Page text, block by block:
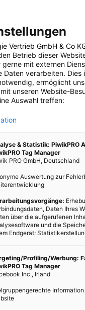
POSTS BY TAG
1 BEITRAG
Vertrieb GmbH & Co
Betrieb dieser
gerne mit externen
Daten verarbeiten.
ermöglicht
unseren Website-
Auswahl treffen:
& Statistik: PiwikPRO
Tag Manager
PRO GmbH, Deutschland
Auswertung zur
Daten Ihres
über die aufgerufenen
und die
Endgerät;
Profiling/Werbung:
Tag Manager
Inc., Irland